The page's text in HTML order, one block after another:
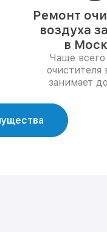
Ремонт
воздуха
в
Чаще всего
очистителя
занимает